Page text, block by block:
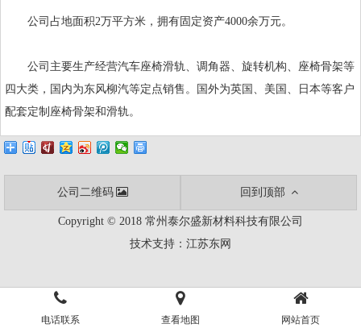
公司占地面积2万平方米，拥有固定资产4000余万元。
公司主要生产经营汽车座椅滑轨、调角器、旋转机构、座椅骨架等
四大类，国内为东风柳汽等定点销售。国外为英国、美国、日本等客户
配套定制座椅骨架和滑轨。
公司二维码 回到顶部
Copyright © 2018 常州泰尔盛新材料科技有限公司
技术支持： 江苏东网
电话联系 查看地图 网站首页